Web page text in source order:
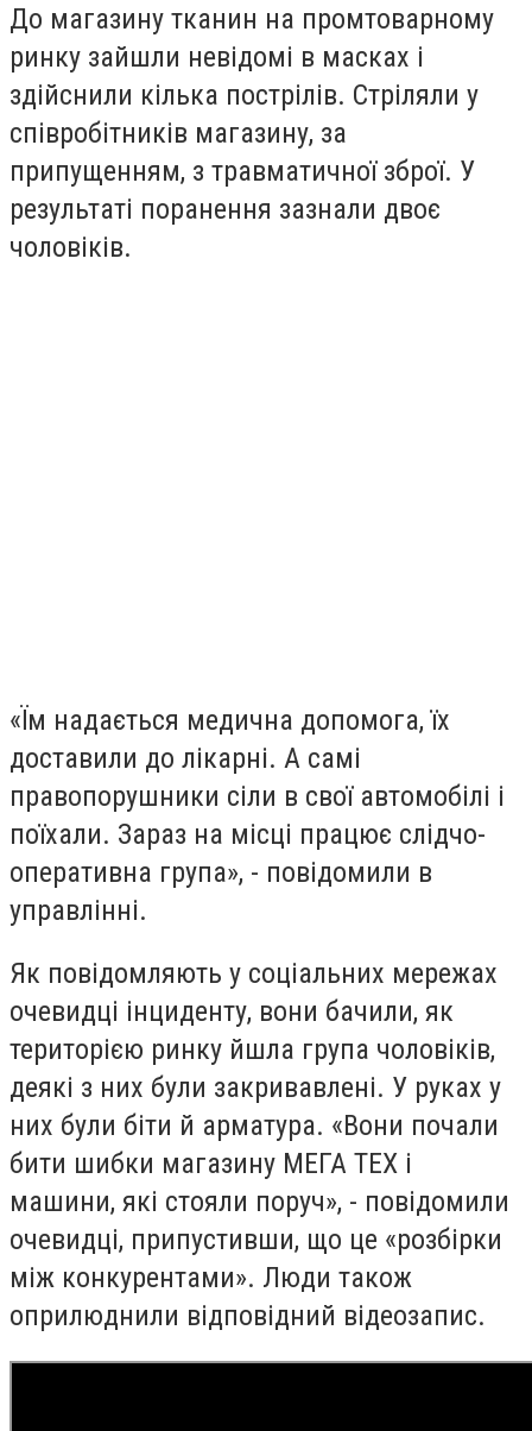
До магазину тканин на промтоварному
ринку зайшли невідомі в масках і
здійснили кілька пострілів. Стріляли у
співробітників магазину, за
припущенням, з травматичної зброї. У
результаті поранення зазнали двоє
чоловіків.
«Їм надається медична допомога, їх
доставили до лікарні. А самі
правопорушники сіли в свої автомобілі і
поїхали. Зараз на місці працює слідчо-
оперативна група», - повідомили в
управлінні.
Як повідомляють у соціальних мережах
очевидці інциденту, вони бачили, як
територією ринку йшла група чоловіків,
деякі з них були закривавлені. У руках у
них були біти й арматура. «Вони почали
бити шибки магазину МЕГА TEX і
машини, які стояли поруч», - повідомили
очевидці, припустивши, що це «розбірки
між конкурентами». Люди також
оприлюднили відповідний відеозапис.